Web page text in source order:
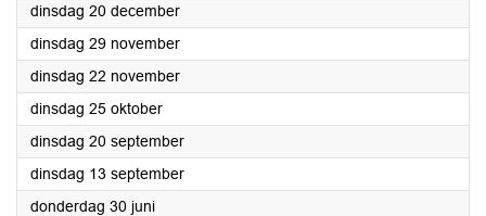
dinsdag 20 december2016
dinsdag 29 november2016
dinsdag 22 november2016
dinsdag 25 oktober2016
dinsdag 20 september2016
dinsdag 13 september2016
donderdag 30 juni2016